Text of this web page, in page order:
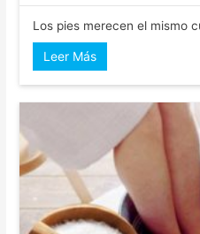
Los pies merecen el mismo
Leer Más